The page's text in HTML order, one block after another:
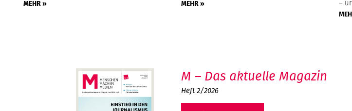
MEHR » MEHR »
–
M – Das aktuelle Magazin
Heft 2/2026